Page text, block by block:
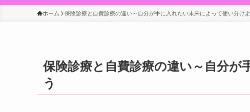
ホーム 保険診療と自費診療の違い～自分が手に入れたい未来によって使い分けよ
保険診療と自費診療の違い～自分が
う